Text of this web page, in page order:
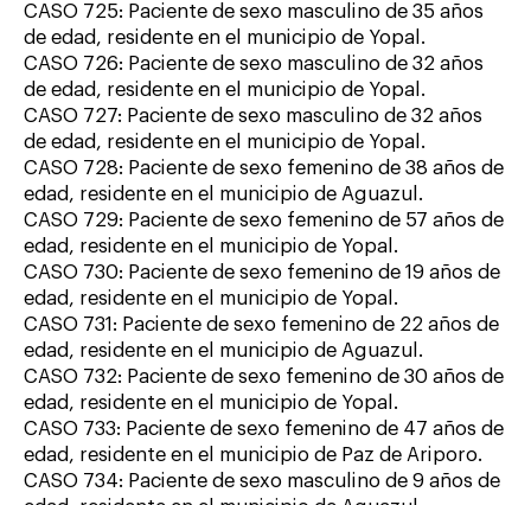
CASO 725: Paciente de sexo masculino de 35 años
de edad, residente en el municipio de Yopal.
CASO 726: Paciente de sexo masculino de 32 años
de edad, residente en el municipio de Yopal.
CASO 727: Paciente de sexo masculino de 32 años
de edad, residente en el municipio de Yopal.
CASO 728: Paciente de sexo femenino de 38 años de
edad, residente en el municipio de Aguazul.
CASO 729: Paciente de sexo femenino de 57 años de
edad, residente en el municipio de Yopal.
CASO 730: Paciente de sexo femenino de 19 años de
edad, residente en el municipio de Yopal.
CASO 731: Paciente de sexo femenino de 22 años de
edad, residente en el municipio de Aguazul.
CASO 732: Paciente de sexo femenino de 30 años de
edad, residente en el municipio de Yopal.
CASO 733: Paciente de sexo femenino de 47 años de
edad, residente en el municipio de Paz de Ariporo.
CASO 734: Paciente de sexo masculino de 9 años de